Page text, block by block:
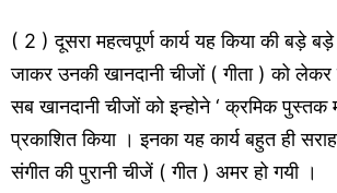
( 2 ) दूसरा महत्वपूर्ण कार्य यह किया की बड़े
जाकर उनकी खानदानी चीजों ( गीता ) को लेकर
सब खानदानी चीजों को इन्होने ‘ क्रमिक पुस्तक
प्रकाशित किया । इनका यह कार्य बहुत ही
संगीत की पुरानी चीजें ( गीत ) अमर हो गयी ।